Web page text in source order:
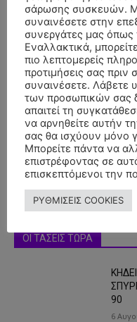
-
ΟΙ ΤΑΣΕΙΣ ΤΩΡΑ
90
6
σάρωσης συσκευών.
συναινέσετε στην
συνεργάτες μας όπως
Εναλλακτικά,
πιο λεπτομερείς
προτιμήσεις σας πριν
συναινέσετε. Λάβετε
των προσωπικών σας
απαιτεί τη
να αρνηθείτε αυτήν
σας θα ισχύουν μόνο
Μπορείτε πάντα να
επιστρέφοντας σε
επισκεπτόμενοι την
ΡΥΘΜΙΣΕΙΣ COOKIES